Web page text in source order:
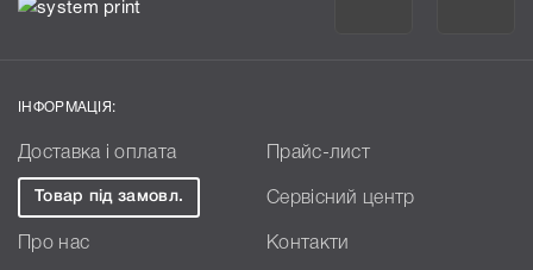
ІНФОРМАЦІЯ:
Доставка і оплата Прайс-лист
Товар під замовл. Сервісний центр
Про нас Контакти